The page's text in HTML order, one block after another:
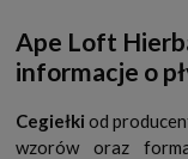
Ape Loft
informacje o
Cegiełki od
wzorów oraz